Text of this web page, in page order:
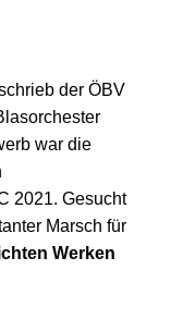
der ÖBV
war die
2021. Gesucht
Marsch für
Werken